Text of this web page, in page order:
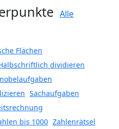
Alle
Flächen
dividieren
Sachaufgaben
bis 1000 Zahlenrätsel